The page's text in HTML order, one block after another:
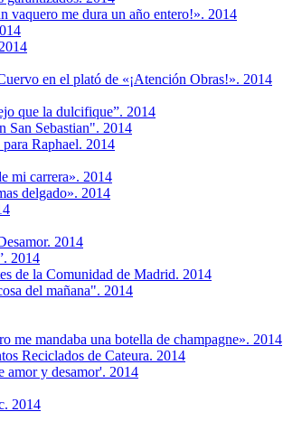
vaquero me dura un año entero!». 2014
en el plató de «¡Atención Obras!». 2014
que la dulcifique”. 2014
San Sebastian". 2014
Raphael. 2014
mi carrera». 2014
delgado». 2014
2014
2014
de la Comunidad de Madrid. 2014
del mañana". 2014
me mandaba una botella de champagne». 2014
Reciclados de Cateura. 2014
amor y desamor'. 2014
2014